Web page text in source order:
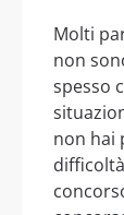
Molti
non
spesso
non hai